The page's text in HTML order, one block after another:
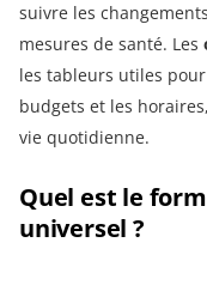
suivre les
mesures de santé. Les
les tableurs utiles
budgets et les
vie quotidienne.
Quel est le
universel ?